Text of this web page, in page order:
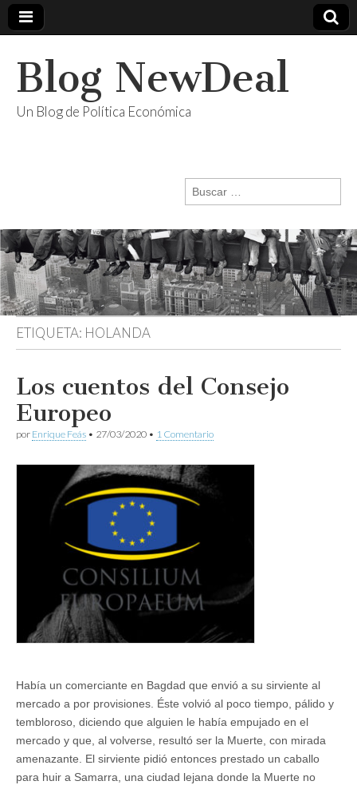
Blog NewDeal
Un Blog de Política Económica
Buscar:
ETIQUETA: HOLANDA
Los cuentos del Consejo
Europeo
por Enrique Feás • 27/03/2020 • 1 Comentario
Había un comerciante en Bagdad que envió a su sirviente al
mercado a por provisiones. Éste volvió al poco tiempo, pálido y
tembloroso, diciendo que alguien le había empujado en el
mercado y que, al volverse, resultó ser la Muerte, con mirada
amenazante. El sirviente pidió entonces prestado un caballo
para huir a Samarra, una ciudad lejana donde la Muerte no